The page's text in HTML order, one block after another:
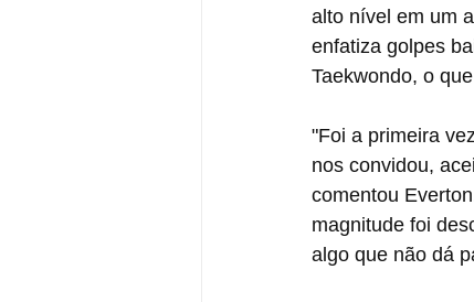
alto nível em um
enfatiza golpes
Taekwondo, o
"Foi a primeira
nos convidou,
comentou
magnitude foi
algo que não dá